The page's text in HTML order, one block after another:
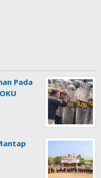
Pada